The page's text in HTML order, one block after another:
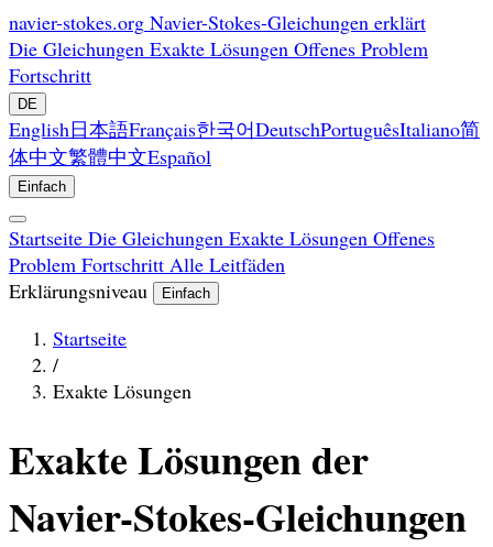
navier-stokes.org Navier-Stokes-Gleichungen erklärt
Die Gleichungen Exakte Lösungen Offenes Problem
Fortschritt
DE
English日本語Français한국어DeutschPortuguêsItaliano简
体中文繁體中文Español
Einfach
Startseite Die Gleichungen Exakte Lösungen Offenes
Problem Fortschritt Alle Leitfäden
Erklärungsniveau
Einfach
Startseite
/
Exakte Lösungen
Exakte Lösungen der
Navier-Stokes-Gleichungen